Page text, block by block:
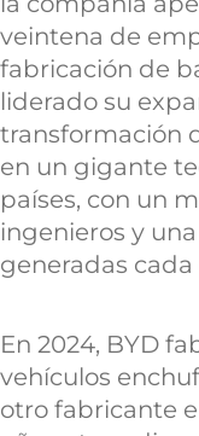
veintena de
fabricación de
liderado su
transformación
en un gigante
países, con un
ingenieros y
generadas cada
En 2024, BYD
vehículos
otro fabricante